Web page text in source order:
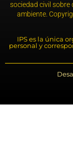
sociedad civil sobre
ambiente.
IPS es la única
personal y